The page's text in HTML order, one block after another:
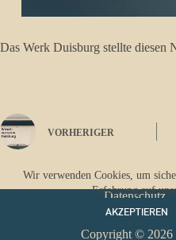
Wir verwenden Cookies, um
Erfahrung auf
AKZEPTIEREN
Das Werk Duisburg stellte diesen
VORHERIGER
Datenschutz
Copyright © 2026